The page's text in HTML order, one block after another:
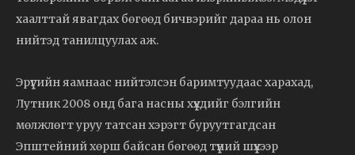
хаалттай явагдах бөгөөд бичвэрийг дараа нь олон
нийтэд танилцуулах аж.
Эрүүгийн яамнаас нийтэлсэн баримтуудаас харахад,
Лутник 2008 онд бага насны хүүхдийг бэлгийн
мөлжлөгт уруу татсан хэрэгт буруутгагдсан
Эпштейний хөрш байсан бөгөөд түүний шүүхээр